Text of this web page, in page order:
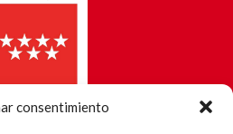
consentimiento